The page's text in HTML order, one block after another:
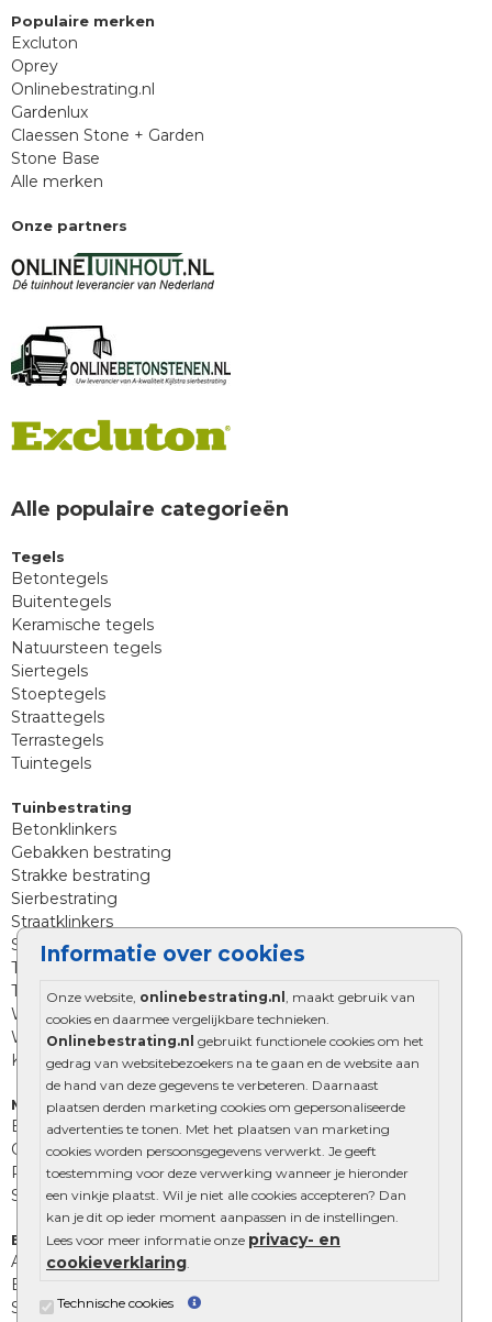
Informatie over cookies
Onze website, onlinebestrating.nl , maakt gebruik van
cookies en daarmee vergelijkbare technieken.
Onlinebestrating.nl gebruikt functionele cookies om het
gedrag van websitebezoekers na te gaan en de website aan
de hand van deze gegevens te verbeteren. Daarnaast
plaatsen derden marketing cookies om gepersonaliseerde
advertenties te tonen. Met het plaatsen van marketing
cookies worden persoonsgegevens verwerkt. Je geeft
toestemming voor deze verwerking wanneer je hieronder
een vinkje plaatst. Wil je niet alle cookies accepteren? Dan
kan je dit op ieder moment aanpassen in de instellingen.
Lees voor meer informatie onze privacy- en
cookieverklaring.
Technische cookies
Populaire merken
Excluton
Oprey
Onlinebestrating.nl
Gardenlux
Claessen Stone + Garden
Stone Base
Alle merken
Onze partners
Alle populaire categorieën
Tegels
Betontegels
Buitentegels
Keramische tegels
Natuursteen tegels
Siertegels
Stoeptegels
Straattegels
Terrastegels
Tuintegels
Tuinbestrating
Betonklinkers
Gebakken bestrating
Strakke bestrating
Sierbestrating
Straatklinkers
Straatstenen
Trommelstenen
Tuinstenen
Waalformaat
Wildverband bestrating
Kingstones
Muurelementen
Betonbielzen
Opsluitbanden
Palissades
Stapelblokken
Extra benodigdheden
Afwatering en diversen
Beplantings en betonelementen
Split, grind en zand